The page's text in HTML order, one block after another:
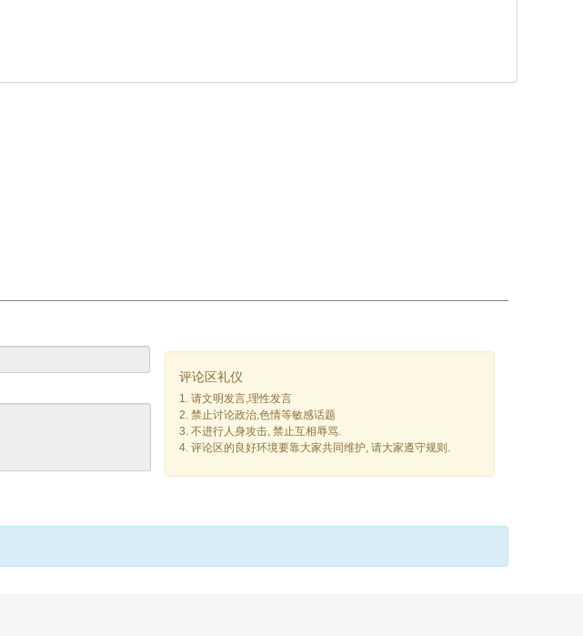
评论区礼仪
1. 请文明发言,理性发言
2. 禁止讨论政治,色情等敏感话题
3. 不进行人身攻击, 禁止互相辱骂.
4. 评论区的良好环境要靠大家共同维护, 请大家遵守规则.